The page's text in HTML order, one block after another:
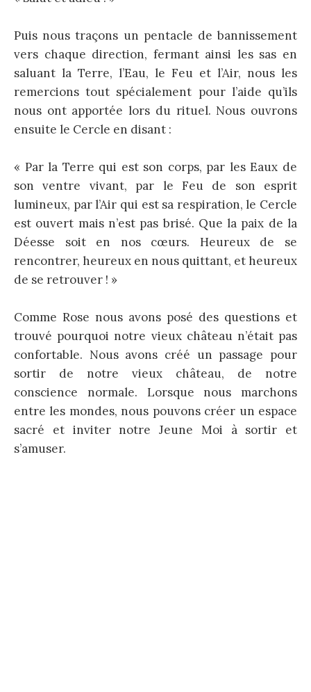
Puis nous traçons un pentacle de bannissement
vers chaque direction, fermant ainsi les sas en
saluant la Terre, l’Eau, le Feu et l’Air, nous les
remercions tout spécialement pour l’aide qu’ils
nous ont apportée lors du rituel. Nous ouvrons
ensuite le Cercle en disant :
« Par la Terre qui est son corps, par les Eaux de
son ventre vivant, par le Feu de son esprit
lumineux, par l’Air qui est sa respiration, le Cercle
est ouvert mais n’est pas brisé. Que la paix de la
Déesse soit en nos cœurs. Heureux de se
rencontrer, heureux en nous quittant, et heureux
de se retrouver ! »
Comme Rose nous avons posé des questions et
trouvé pourquoi notre vieux château n’était pas
confortable. Nous avons créé un passage pour
sortir de notre vieux château, de notre
conscience normale. Lorsque nous marchons
entre les mondes, nous pouvons créer un espace
sacré et inviter notre Jeune Moi à sortir et
s’amuser.